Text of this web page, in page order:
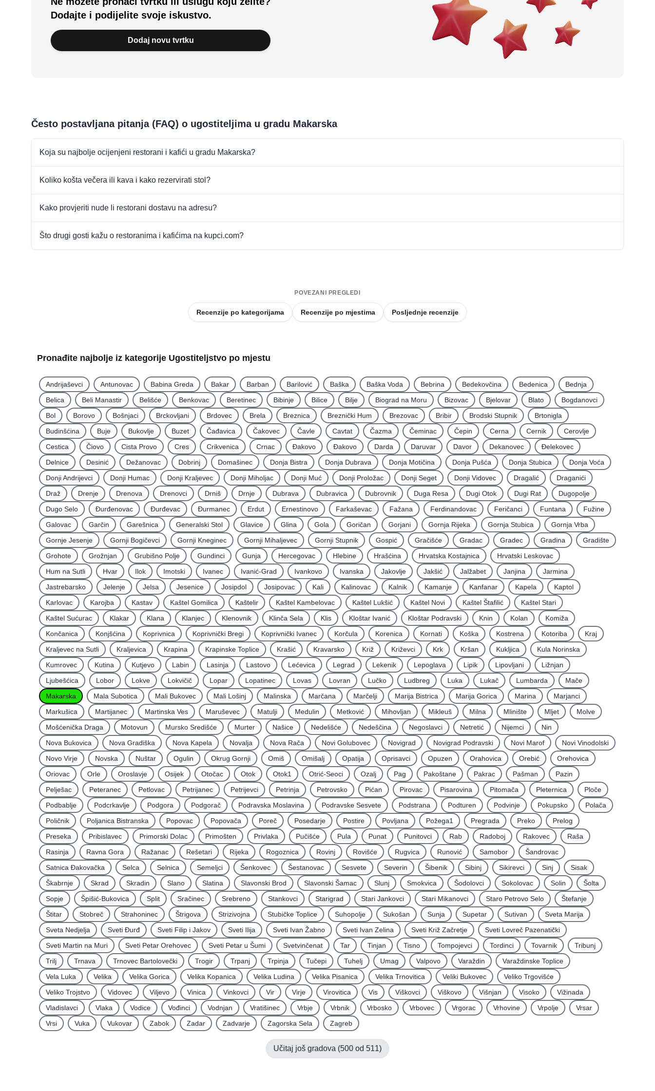
Pivnica
Hotel
Smještaj
Oprema za ugostiteljstvo
Dodajte i podijelite svoje iskustvo.
Dodaj novu tvrtku
Često postavljana pitanja (FAQ) o ugostiteljima u gradu Makarska
Koja su najbolje ocijenjeni restorani i kafići u gradu Makarska?
Koliko košta večera ili kava i kako rezervirati stol?
Kako provjeriti nude li restorani dostavu na adresu?
Što drugi gosti kažu o restoranima i kafićima na kupci.com?
POVEZANI PREGLEDI
Recenzije po kategorijama Recenzije po mjestima Posljednje recenzije
Pronađite najbolje iz kategorije Ugostiteljstvo po mjestu
Andrijaševci Antunovac Babina Greda Bakar Barban Barilović Baška Baška Voda Bebrina Bedekovčina Bedenica
Bednja
Belica
Beli Manastir Belišće Benkovac Beretinec Bibinje Bilice Bilje Biograd na Moru Bizovac Bjelovar Blato
Bogdanovci
Bol
Borovo Bošnjaci Brckovljani Brdovec Brela Breznica Breznički Hum Brezovac Bribir Brodski Stupnik
Brtonigla
Budinšćina
Buje Bukovlje Buzet Čađavica Čakovec Čavle Cavtat Čazma Čeminac Čepin Cerna Cernik
Cerovlje
Cestica
Čiovo Cista Provo Cres Crikvenica Crnac Đakovo Ðakovo Darda Daruvar Davor Dekanovec
Ðelekovec
Delnice
Desinić Dežanovac Dobrinj Domašinec Donja Bistra Donja Dubrava Donja Motičina Donja Pušća Donja Stubica
Donja Voća
Donji Andrijevci
Donji Humac Donji Kraljevec Donji Miholjac Donji Muć Donji Proložac Donji Seget Donji Vidovec Dragalić
Draganići
Draž
Drenje Drenova Drenovci Drniš Drnje Dubrava Dubravica Dubrovnik Duga Resa Dugi Otok Dugi Rat
Dugopolje
Dugo Selo
Ðurđenovac Ðurđevac Ðurmanec Erdut Ernestinovo Farkaševac Fažana Ferdinandovac Feričanci Funtana
Fužine
Galovac
Garčin Garešnica Generalski Stol Glavice Glina Gola Goričan Gorjani Gornja Rijeka Gornja Stubica
Gornja Vrba
Gornje Jesenje
Gornji Bogičevci Gornji Kneginec Gornji Mihaljevec Gornji Stupnik Gospić Gračišće Gradac Gradec Gradina
Gradište
Grohote
Grožnjan Grubišno Polje Gundinci Gunja Hercegovac Hlebine Hrašćina Hrvatska Kostajnica
Hrvatski Leskovac
Hum na Sutli
Hvar Ilok Imotski Ivanec Ivanić-Grad Ivankovo Ivanska Jakovlje Jakšić Jalžabet Janjina
Jarmina
Jastrebarsko
Jelenje Jelsa Jesenice Josipdol Josipovac Kali Kalinovac Kalnik Kamanje Kanfanar Kapela
Kaptol
Karlovac
Karojba Kastav Kaštel Gomilica Kaštelir Kaštel Kambelovac Kaštel Lukšić Kaštel Novi Kaštel Štafilić
Kaštel Stari
Kaštel Sućurac
Klakar Klana Klanjec Klenovnik Klinča Sela Klis Kloštar Ivanić Kloštar Podravski Knin Kolan
Komiža
Končanica
Konjšćina Koprivnica Koprivnički Bregi Koprivnički Ivanec Korčula Korenica Kornati Koška Kostrena Kotoriba
Kraj
Kraljevec na Sutli
Kraljevica Krapina Krapinske Toplice Krašić Kravarsko Križ Križevci Krk Kršan Kukljica
Kula Norinska
Kumrovec
Kutina Kutjevo Labin Lasinja Lastovo Lećevica Legrad Lekenik Lepoglava Lipik Lipovljani
Ližnjan
Ljubešćica
Lobor Lokve Lokvičič Lopar Lopatinec Lovas Lovran Lučko Ludbreg Luka Lukač Lumbarda
Mače
Makarska
Mala Subotica Mali Bukovec Mali Lošinj Malinska Marčana Marčelji Marija Bistrica Marija Gorica Marina
Marjanci
Markušica
Martijanec Martinska Ves Maruševec Matulji Medulin Metković Mihovljan Mikleuš Milna Mlinište Mljet
Molve
Mošćenička Draga
Motovun Mursko Središće Murter Našice Nedelišće Nedeščina Negoslavci Netretić Nijemci
Nin
Nova Bukovica
Nova Gradiška Nova Kapela Novalja Nova Rača Novi Golubovec Novigrad Novigrad Podravski Novi Marof
Novi Vinodolski
Novo Virje
Novska Nuštar Ogulin Okrug Gornji Omiš Omišalj Opatija Oprisavci Opuzen Orahovica Orebić
Orehovica
Oriovac
Orle Oroslavje Osijek Otočac Otok Otok1 Otrić-Seoci Ozalj Pag Pakoštane Pakrac Pašman
Pazin
Pelješac
Peteranec Petlovac Petrijanec Petrijevci Petrinja Petrovsko Pićan Pirovac Pisarovina Pitomača Pleternica
Ploče
Podbablje
Podcrkavlje Podgora Podgorač Podravska Moslavina Podravske Sesvete Podstrana Podturen Podvinje Pokupsko
Polača
Poličnik
Poljanica Bistranska Popovac Popovača Poreč Posedarje Postire Povljana Požega1 Pregrada Preko
Prelog
Preseka
Pribislavec Primorski Dolac Primošten Privlaka Pučišće Pula Punat Punitovci Rab Radoboj Rakovec
Raša
Rasinja
Ravna Gora Ražanac Rešetari Rijeka Rogoznica Rovinj Rovišće Rugvica Runović Samobor
Šandrovac
Satnica Ðakovačka
Selca Selnica Semeljci Šenkovec Šestanovac Sesvete Severin Šibenik Sibinj Sikirevci Sinj
Sisak
Škabrnje
Skrad Skradin Slano Slatina Slavonski Brod Slavonski Šamac Slunj Smokvica Šodolovci Sokolovac Solin
Šolta
Sopje
Špišić-Bukovica Split Sračinec Srebreno Stankovci Starigrad Stari Jankovci Stari Mikanovci Staro Petrovo Selo
Štefanje
Štitar
Stobreč Strahoninec Štrigova Strizivojna Stubičke Toplice Suhopolje Sukošan Sunja Supetar Sutivan
Sveta Marija
Sveta Nedjelja
Sveti Ðurđ Sveti Filip i Jakov Sveti Ilija Sveti Ivan Žabno Sveti Ivan Zelina Sveti Križ Začretje
Sveti Lovreč Pazenatički
Sveti Martin na Muri
Sveti Petar Orehovec Sveti Petar u Šumi Svetvinčenat Tar Tinjan Tisno Tompojevci Tordinci Tovarnik
Tribunj
Trilj
Trnava Trnovec Bartolovečki Trogir Trpanj Trpinja Tučepi Tuhelj Umag Valpovo Varaždin
Varaždinske Toplice
Vela Luka
Velika Velika Gorica Velika Kopanica Velika Ludina Velika Pisanica Velika Trnovitica Veliki Bukovec
Veliko Trgovišće
Veliko Trojstvo
Vidovec Viljevo Vinica Vinkovci Vir Virje Virovitica Vis Viškovci Viškovo Višnjan Visoko
Vižinada
Vladislavci
Vlaka Vodice Vođinci Vodnjan Vratišinec Vrbje Vrbnik Vrbosko Vrbovec Vrgorac Vrhovine Vrpolje
Vrsar
Vrsi
Vuka Vukovar Zabok Zadar Zadvarje Zagorska Sela Zagreb
Učitaj još gradova (500 od 511)